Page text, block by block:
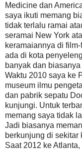
Medicine dan
saya ikuti memang
tidak terlalu ramai
seramai New York
keramaiannya di
ada di kota
banyak dan
Waktu 2010 saya ke
museum ilmu
dan pabrik sepatu
kunjungi. Untuk
memang saya tidak
Jadi biasanya
berkunjung di sekitar
Saat 2012 ke